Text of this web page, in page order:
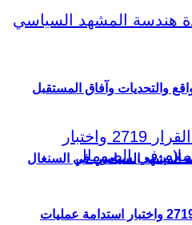
المشهد السياسي في السنغال
والتحديات وآفاق المستقبل
متلازمة مقديشو: القرار 2719 واختبار استدامة عمليات